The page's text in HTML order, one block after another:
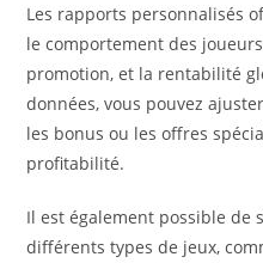
Les rapports personnalisés
le comportement des
promotion, et la rentabilité
données, vous pouvez
les bonus ou les offres
profitabilité.
Il est également possible de
différents types de jeux,